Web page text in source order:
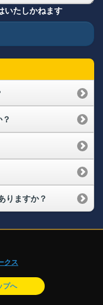
いたしかねます
りますか？
プへ